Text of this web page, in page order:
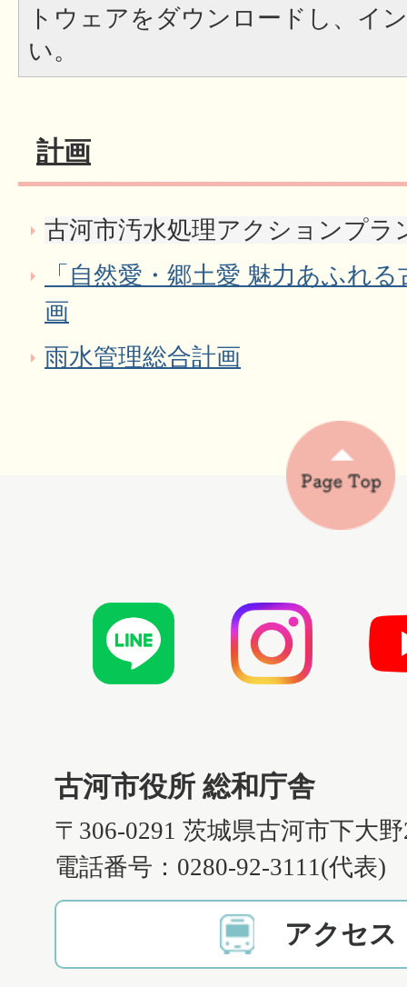
トウェアをダウンロードし、イ
い。
計画
古河市汚水処理アクションプラ
「自然愛・郷土愛 魅力あふれ
画
雨水管理総合計画
古河市役所 総和庁舎
〒306-0291 茨城県古河市下大
電話番号：0280-92-3111(代表)
アクセス